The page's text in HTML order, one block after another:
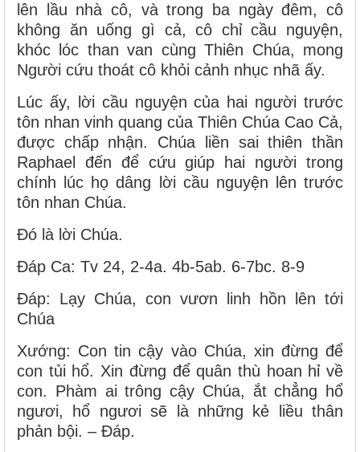
lên lầu nhà cô, và trong ba ngày đêm, cô
không ăn uống gì cả, cô chỉ cầu nguyện,
khóc lóc than van cùng Thiên Chúa, mong
Người cứu thoát cô khỏi cảnh nhục nhã ấy.
Lúc ấy, lời cầu nguyện của hai người trước
tôn nhan vinh quang của Thiên Chúa Cao Cả,
được chấp nhận. Chúa liền sai thiên thần
Raphael đến để cứu giúp hai người trong
chính lúc họ dâng lời cầu nguyện lên trước
tôn nhan Chúa.
Ðó là lời Chúa.
Ðáp Ca: Tv 24, 2-4a. 4b-5ab. 6-7bc. 8-9
Ðáp: Lạy Chúa, con vươn linh hồn lên tới
Chúa
Xướng: Con tin cậy vào Chúa, xin đừng để
con tủi hổ. Xin đừng để quân thù hoan hỉ về
con. Phàm ai trông cậy Chúa, ắt chẳng hổ
ngươi, hổ ngươi sẽ là những kẻ liều thân
phản bội. – Ðáp.